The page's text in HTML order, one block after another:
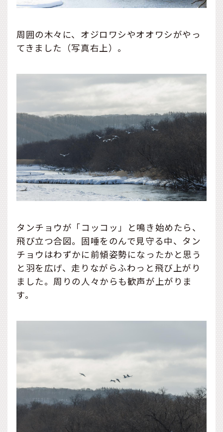
周囲の木々に、オジロワシやオオワシがやっ
てきました（写真右上）。
タンチョウが「コッコッ」と鳴き始めたら、
飛び立つ合図。固唾をのんで見守る中、タン
チョウはわずかに前傾姿勢になったかと思う
と羽を広げ、走りながらふわっと飛び上がり
ました。周りの人々からも歓声が上がりま
す。